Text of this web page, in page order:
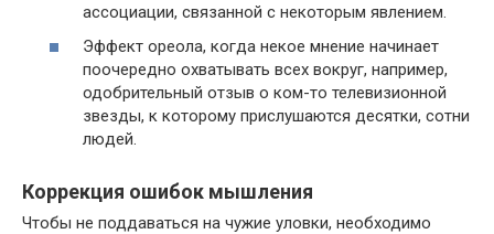
ассоциации, связанной с некоторым явлением.
Эффект ореола, когда некое мнение начинает
поочередно охватывать всех вокруг, например,
одобрительный отзыв о ком-то телевизионной
звезды, к которому прислушаются десятки, сотни
людей.
Коррекция ошибок мышления
Чтобы не поддаваться на чужие уловки, необходимо